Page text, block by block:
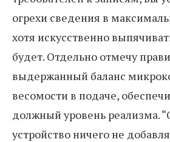
огрехи сведения в
хотя искусственно
будет. Отдельно отмечу
выдержанный баланс
весомости в подаче,
должный уровень реализма.
устройство ничего не